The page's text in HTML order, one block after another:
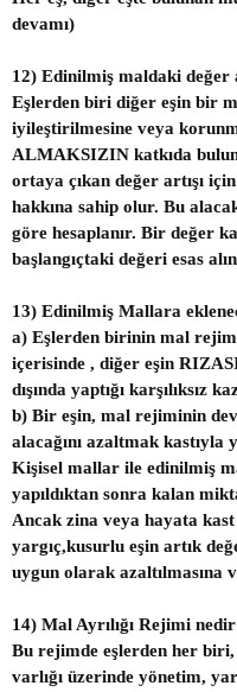
devamı)
12) Edinilmiş maldaki değer
Eşlerden biri diğer eşin bir
iyileştirilmesine veya
ALMAKSIZIN katkıda
ortaya çıkan değer artışı
hakkına sahip olur. Bu
göre hesaplanır. Bir değer
başlangıçtaki değeri esas
13) Edinilmiş Mallara
a) Eşlerden birinin mal
içerisinde , diğer eşin
dışında yaptığı karşılıksız
b) Bir eşin, mal rejiminin
alacağını azaltmak kastıyla
Kişisel mallar ile edinilmiş
yapıldıktan sonra kalan
Ancak zina veya hayata
yargıç,kusurlu eşin artık
uygun olarak azaltılmasına
14) Mal Ayrılığı Rejimi
Bu rejimde eşlerden her
varlığı üzerinde yönetim,